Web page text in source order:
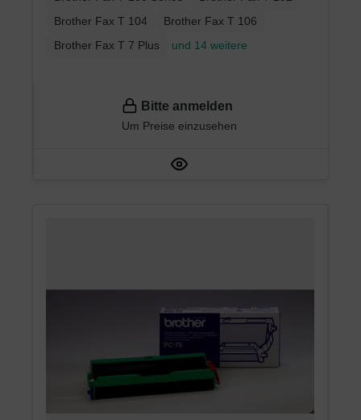
Brother Fax T 104
Brother Fax T 106
Brother Fax T 7 Plus
und 14 weitere
Bitte anmelden
Um Preise einzusehen